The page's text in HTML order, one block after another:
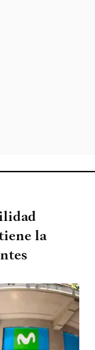
la